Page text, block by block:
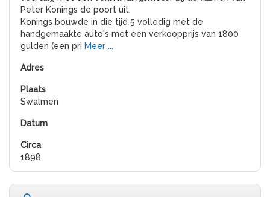
Peter Konings de poort uit.
Konings bouwde in die tijd 5 volledig met de
handgemaakte auto's met een verkoopprijs van 1800
gulden (een pri Meer ...
Swalmen
1898